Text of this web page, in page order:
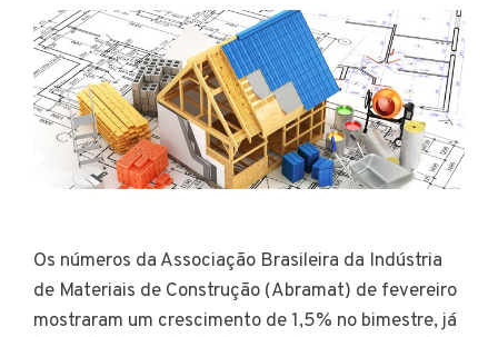
Os números da Associação Brasileira da Indústria
de Materiais de Construção (Abramat) de fevereiro
mostraram um crescimento de 1,5% no bimestre, já